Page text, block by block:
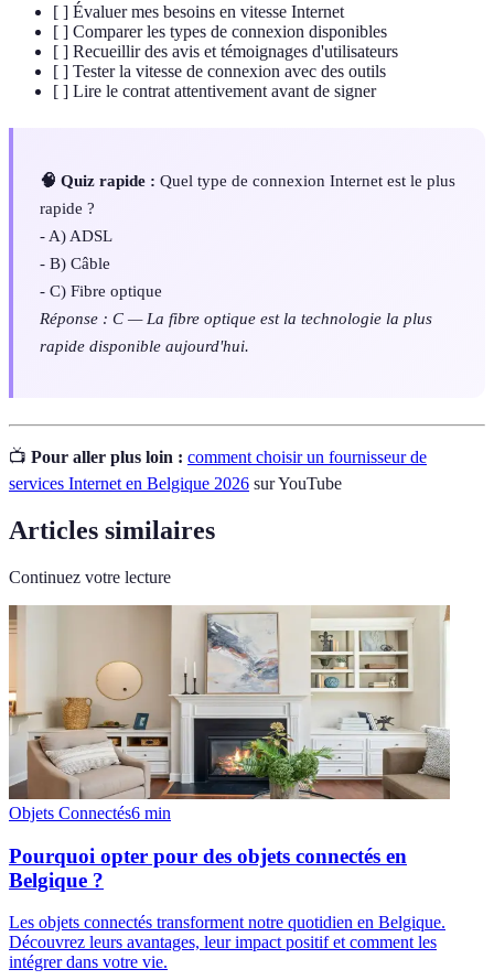
[ ] Évaluer mes besoins en vitesse Internet
[ ] Comparer les types de connexion disponibles
[ ] Recueillir des avis et témoignages d'utilisateurs
[ ] Tester la vitesse de connexion avec des outils
[ ] Lire le contrat attentivement avant de signer
🧠 Quiz rapide : Quel type de connexion Internet est le plus
rapide ?
- A) ADSL
- B) Câble
- C) Fibre optique
Réponse : C — La fibre optique est la technologie la plus
rapide disponible aujourd'hui.
📺 Pour aller plus loin : comment choisir un fournisseur de
services Internet en Belgique 2026 sur YouTube
Articles similaires
Continuez votre lecture
Objets Connectés6 min
Pourquoi opter pour des objets connectés en
Belgique ?
Les objets connectés transforment notre quotidien en Belgique.
Découvrez leurs avantages, leur impact positif et comment les
intégrer dans votre vie.